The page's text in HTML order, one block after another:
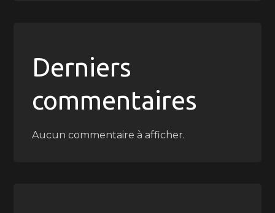
Derniers
commentaires
Aucun commentaire à afficher.